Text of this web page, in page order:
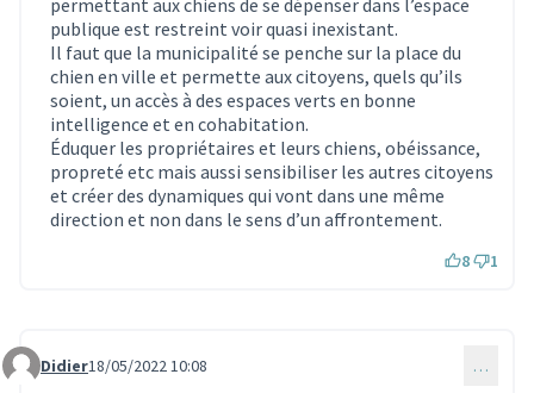
publique est restreint voir quasi inexistant.
Il faut que la municipalité se penche sur la place du
chien en ville et permette aux citoyens, quels qu’ils
soient, un accès à des espaces verts en bonne
intelligence et en cohabitation.
Éduquer les propriétaires et leurs chiens, obéissance,
propreté etc mais aussi sensibiliser les autres citoyens
et créer des dynamiques qui vont dans une même
direction et non dans le sens d’un affrontement.
8 1
Commentaire 1505
Didier18/05/2022 10:08 …